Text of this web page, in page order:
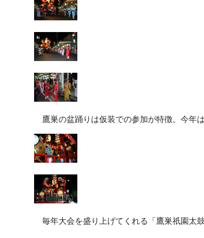
鷹巣の盆踊りは仮装での参加が特徴。今年
毎年大会を盛り上げてくれる「鷹巣祇園太